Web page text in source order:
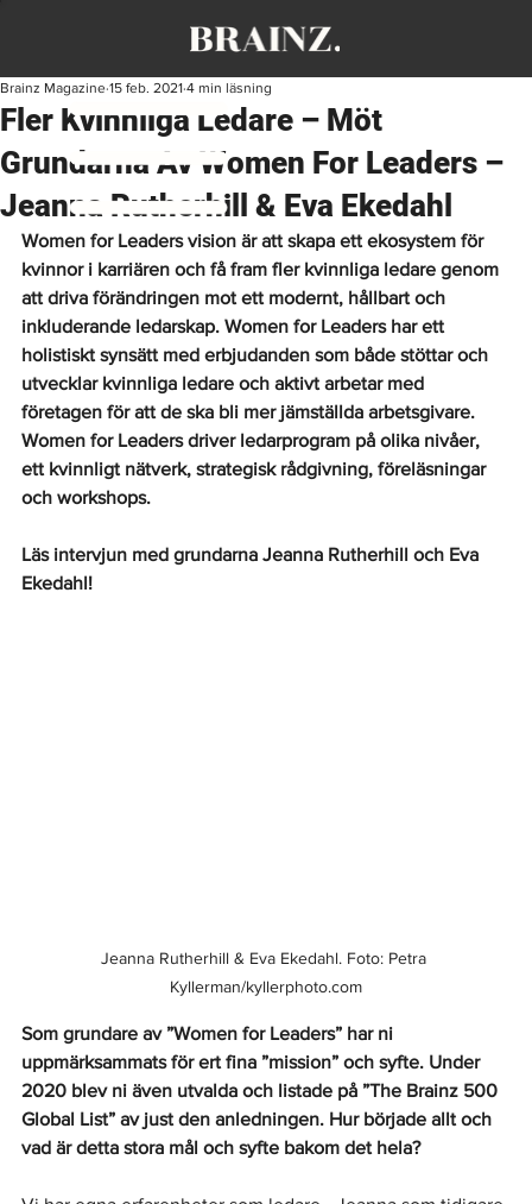
Fler Kvinnliga Ledare – Möt
Grundarna Av Women For Leaders –
Jeanna Rutherhill & Eva Ekedahl
Brainz Magazine 15 feb. 2021 4 min läsning
Women for Leaders vision är att skapa ett ekosystem för
kvinnor i karriären och få fram fler kvinnliga ledare genom
att driva förändringen mot ett modernt, hållbart och
inkluderande ledarskap. Women for Leaders har ett
holistiskt synsätt med erbjudanden som både stöttar och
utvecklar kvinnliga ledare och aktivt arbetar med
företagen för att de ska bli mer jämställda arbetsgivare.
Women for Leaders driver ledarprogram på olika nivåer,
ett kvinnligt nätverk, strategisk rådgivning, föreläsningar
och workshops.
Läs intervjun med grundarna Jeanna Rutherhill och Eva
Ekedahl!
Jeanna Rutherhill & Eva Ekedahl. Foto: Petra
Kyllerman/kyllerphoto.com
Som grundare av ”Women for Leaders” har ni
uppmärksammats för ert fina ”mission” och syfte. Under
2020 blev ni även utvalda och listade på ”The Brainz 500
Global List” av just den anledningen. Hur började allt och
vad är detta stora mål och syfte bakom det hela?